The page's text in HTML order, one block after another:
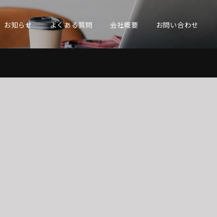
お知らせ よくある質問 会社概要 お問い合わせ